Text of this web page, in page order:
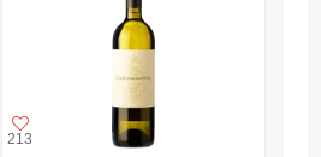
213